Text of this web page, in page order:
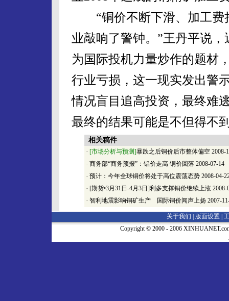
“铜价不断下滑、加工费
业敲响了警钟。”王丹平说
为国际投机力量炒作的题材
行业亏损，这一现实发出警
情况盲目追高投资，最终难
最终的结果可能是不但得不
相关稿件
· [市场分析与预测]暴跌之后铜价后市整体偏空 2008-
· 商务部“商务预报”：铝价走高 铜价回落 2008-07-14
· 预计：今年全球铜价将处于高位震荡态势 2008-04-
· [期货•3月31日-4月3日]利多支撑铜价继续上涨 2008-
· 智利地震影响铜矿生产 国际铜价闻声上扬 2007-
关于我们 | 版面设置
Copyright © 2000 - 2006